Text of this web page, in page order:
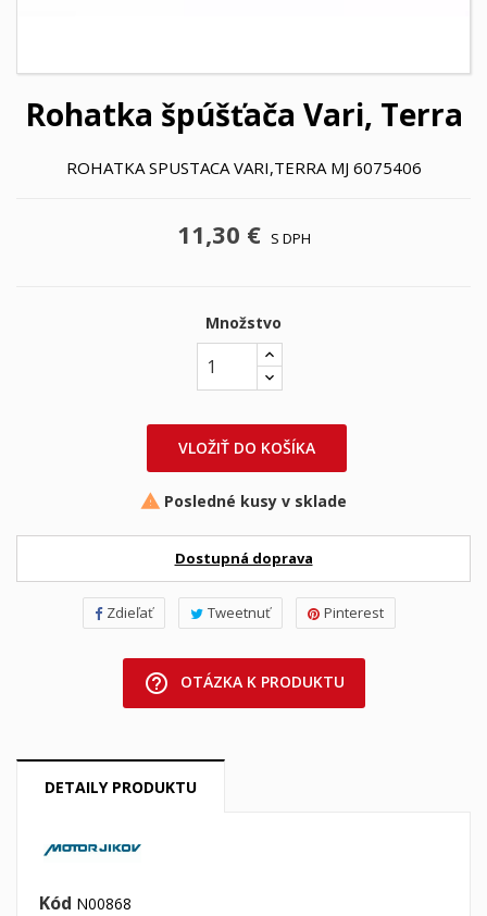
Rohatka špúšťača Vari, Terra
ROHATKA SPUSTACA VARI,TERRA MJ 6075406
11,30 € S DPH
Množstvo
VLOŽIŤ DO KOŠÍKA
 Posledné kusy v sklade
Dostupná doprava
Zdieľať Tweetnuť Pinterest
help_outline OTÁZKA K PRODUKTU
DETAILY PRODUKTU
Kód N00868